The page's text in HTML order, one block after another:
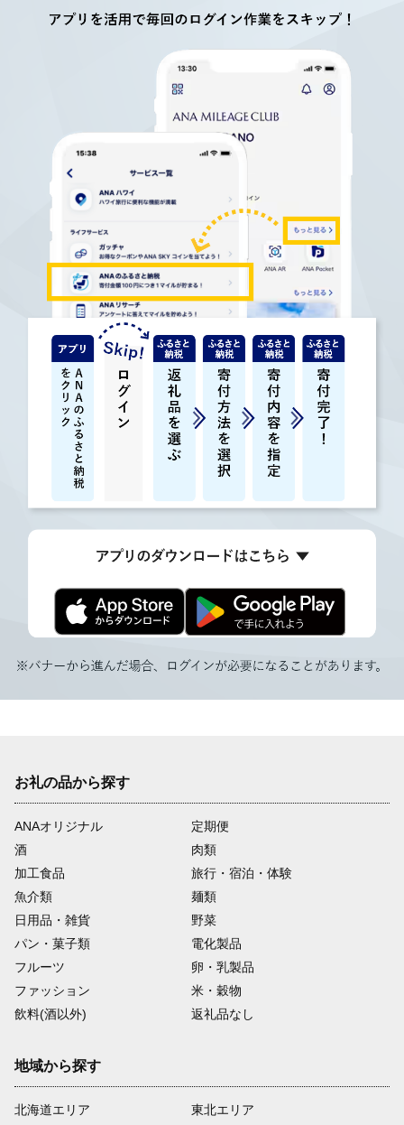
お礼の品から探す
ANAオリジナル
定期便
酒
肉類
加工食品
旅行・宿泊・体験
魚介類
麺類
日用品・雑貨
野菜
パン・菓子類
電化製品
フルーツ
卵・乳製品
ファッション
米・穀物
飲料(酒以外)
返礼品なし
地域から探す
北海道エリア
東北エリア